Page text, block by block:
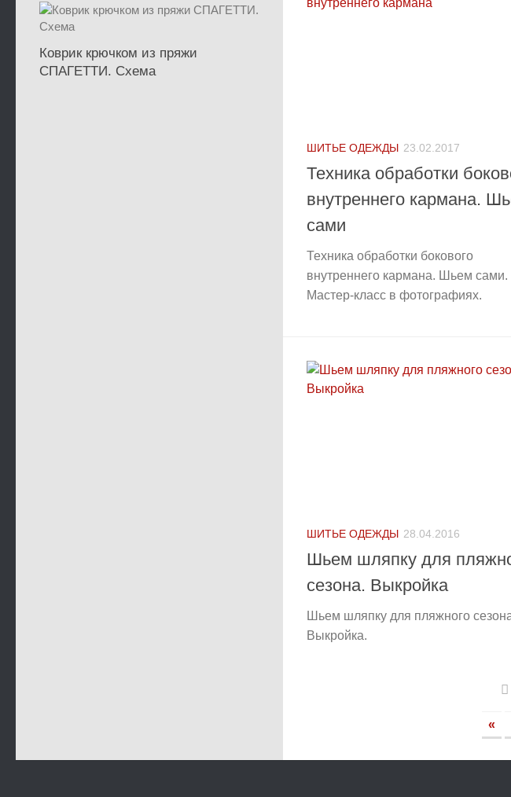
ШИТЬЕ ОДЕЖДЫ 23.02.2017
Техника обработки
внутреннего кармана.
сами
Техника обработки бокового
внутреннего кармана. Шьем сами.
Мастер-класс в фотографиях.
ШИТЬЕ ОДЕЖДЫ 28.04.2016
Шьем шляпку для
сезона. Выкройка
Шьем шляпку для пляжного
Выкройка.
«
Коврик крючком из пряжи
СПАГЕТТИ. Схема